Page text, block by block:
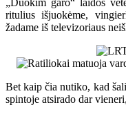
„Duokim garo“ laidos
ritulius išjuokėme,
žadame iš televizoriaus
Bet kaip čia nutiko, kad
spintoje atsirado dar